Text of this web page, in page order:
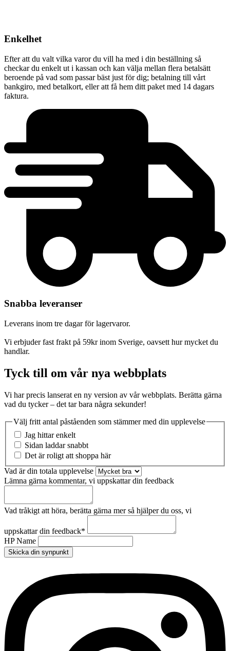
Enkelhet
Efter att du valt vilka varor du vill ha med i din beställning så
checkar du enkelt ut i kassan och kan välja mellan flera betalsätt
beroende på vad som passar bäst just för dig; betalning till vårt
bankgiro, med betalkort, eller att få hem ditt paket med 14 dagars
faktura.
Snabba leveranser
Leverans inom tre dagar för lagervaror.
Vi erbjuder fast frakt på 59kr inom Sverige, oavsett hur mycket du
handlar.
Tyck till om vår nya webbplats
Vi har precis lanserat en ny version av vår webbplats. Berätta gärna
vad du tycker – det tar bara några sekunder!
Välj fritt antal påståenden som stämmer med din upplevelse
Jag hittar enkelt
Sidan laddar snabbt
Det är roligt att shoppa här
Vad är din totala upplevelse
Lämna gärna kommentar, vi uppskattar din feedback
Vad tråkigt att höra, berätta gärna mer så hjälper du oss, vi
uppskattar din feedback*
HP Name
Skicka din synpunkt